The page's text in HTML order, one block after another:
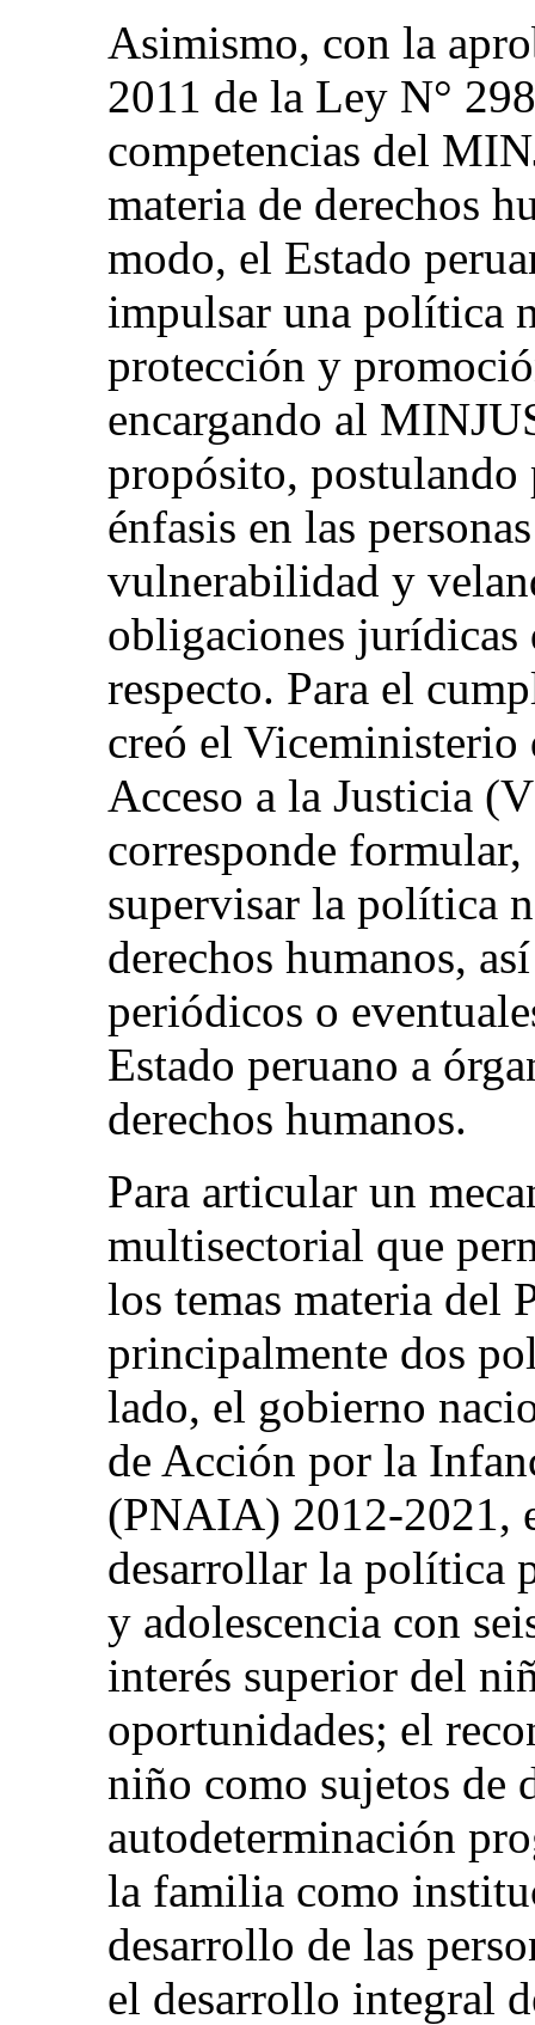
Asimismo, con la
2011 de la Ley N°
competencias del
materia de derechos
modo, el Estado
impulsar una política
protección y
encargando al
propósito, postulando
énfasis en las
vulnerabilidad y
obligaciones jurídicas
respecto. Para el
creó el Viceministerio
Acceso a la Justicia
corresponde
supervisar la política
derechos humanos,
periódicos o
Estado peruano a
derechos humanos.
Para articular un
multisectorial que
los temas materia del
principalmente dos
lado, el gobierno
de Acción por la
(PNAIA) 2012-2021,
desarrollar la política
y adolescencia con
interés superior del
oportunidades; el
niño como sujetos de
autodeterminación
la familia como
desarrollo de las
el desarrollo integral